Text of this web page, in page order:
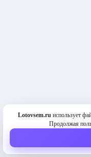
Lotovsem.ru использует
Продолжая